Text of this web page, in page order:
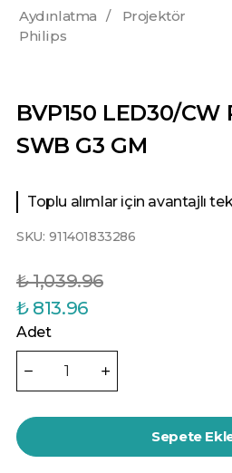
Aydınlatma /
Projektör
Philips
BVP150 LED30/CW
SWB G3 GM
Toplu alımlar için avantajlı
SKU: 911401833286
₺ 1,039.96
₺ 813.96
Adet
Sepete